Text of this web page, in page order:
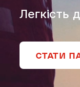
Легкість
СТАТИ